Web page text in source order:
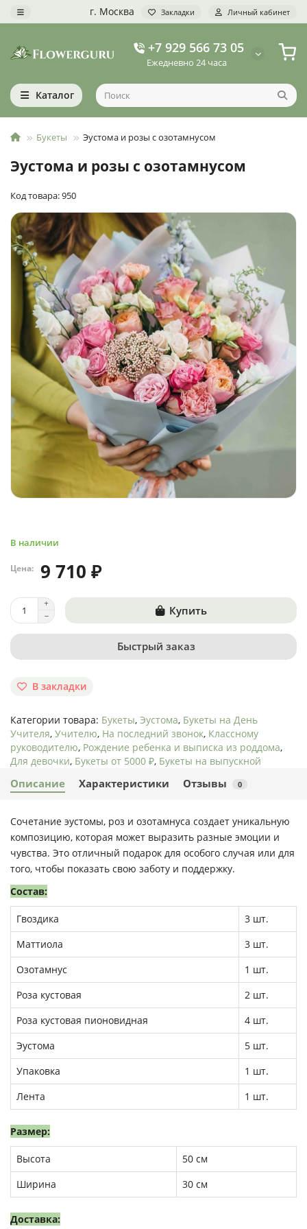
г. Москва Закладки Личный кабинет
+7 929 566 73 05
Ежедневно 24 часа
Каталог
Букеты Эустома и розы с озотамнусом
Эустома и розы с озотамнусом
Код товара: 950
В наличии
Цена: 9 710 ₽
Купить
Быстрый заказ
В закладки
Категории товара: Букеты, Эустома, Букеты на День
Учителя, Учителю, На последний звонок, Классному
руководителю, Рождение ребенка и выписка из роддома,
Для девочки, Букеты от 5000 ₽, Букеты на выпускной
Описание Характеристики Отзывы 0
Сочетание эустомы, роз и озотамнуса создает уникальную
композицию, которая может выразить разные эмоции и
чувства. Это отличный подарок для особого случая или для
того, чтобы показать свою заботу и поддержку.
Состав:
Гвоздика
3 шт.
Маттиола
3 шт.
Озотамнус
1 шт.
Роза кустовая
2 шт.
Роза кустовая пионовидная
4 шт.
Эустома
5 шт.
Упаковка
1 шт.
Лента
1 шт.
Размер:
Высота
50 см
Ширина
30 см
Доставка: